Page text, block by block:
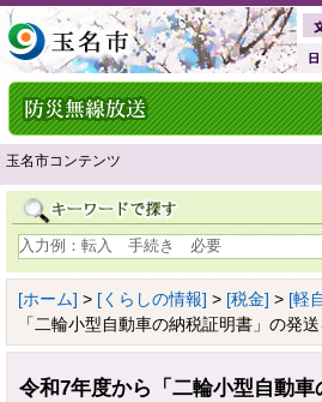
玉名市コンテンツ
[ホーム] > [くらしの情報] > [税金] > [軽
「二輪小型自動車の納税証明書」の発
令和7年度から「二輪小型自動